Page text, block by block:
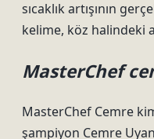
sıcaklık artışının
kelime, köz halindeki
MasterChef
MasterChef Cemre
şampiyon Cemre